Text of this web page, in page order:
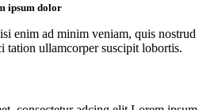
ipsum dolor
enim ad minim veniam, quis nostrud
tation ullamcorper suscipit lobortis.